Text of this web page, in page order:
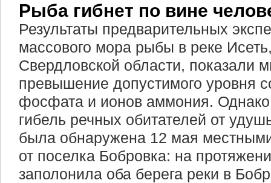
Рыба гибнет по вине
Результаты предварительных
массового мора рыбы в реке
Свердловской области, показали
превышение допустимого уровня
фосфата и ионов аммония.
гибель речных обитателей от
была обнаружена 12 мая
от поселка Бобровка: на
заполонила оба берега реки в